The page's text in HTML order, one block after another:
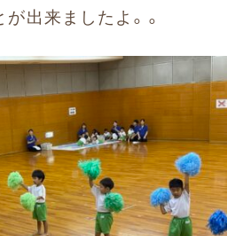
出来ましたよ。。